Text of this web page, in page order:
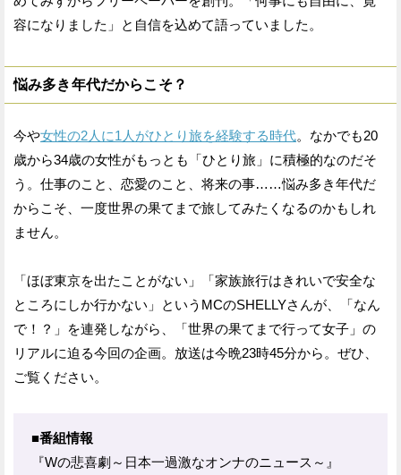
容になりました」と自信を込めて語っていました。
悩み多き年代だからこそ？
今や女性の2人に1人がひとり旅を経験する時代。なかでも20
歳から34歳の女性がもっとも「ひとり旅」に積極的なのだそ
う。仕事のこと、恋愛のこと、将来の事……悩み多き年代だ
からこそ、一度世界の果てまで旅してみたくなるのかもしれ
ません。
「ほぼ東京を出たことがない」「家族旅行はきれいで安全な
ところにしか行かない」というMCのSHELLYさんが、「なん
で！？」を連発しながら、「世界の果てまで行って女子」の
リアルに迫る今回の企画。放送は今晩23時45分から。ぜひ、
ご覧ください。
■番組情報
『Wの悲喜劇～日本一過激なオンナのニュース～』